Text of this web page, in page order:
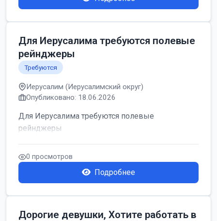
Для Иерусалима требуются полевые
рейнджеры
Требуются
Иерусалим (Иерусалимский округ)
Опубликовано: 18.06.2026
Для Иерусалима требуются полевые
рейнджеры
0 просмотров
Подробнее
Дорогие девушки, Хотите работать в